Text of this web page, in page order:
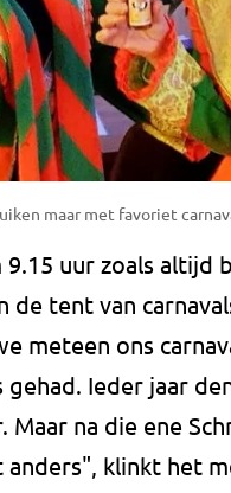
maar met favoriet
uur zoals altijd
de tent van
meteen ons
Ieder jaar
Maar na die ene
klinkt het